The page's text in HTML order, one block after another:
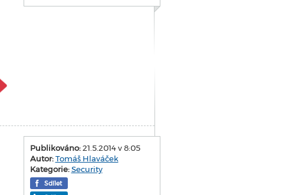
Publikováno:21.5.2014 v 8:05
Autor: Tomáš Hlaváček
Kategorie: Security
Sdílet